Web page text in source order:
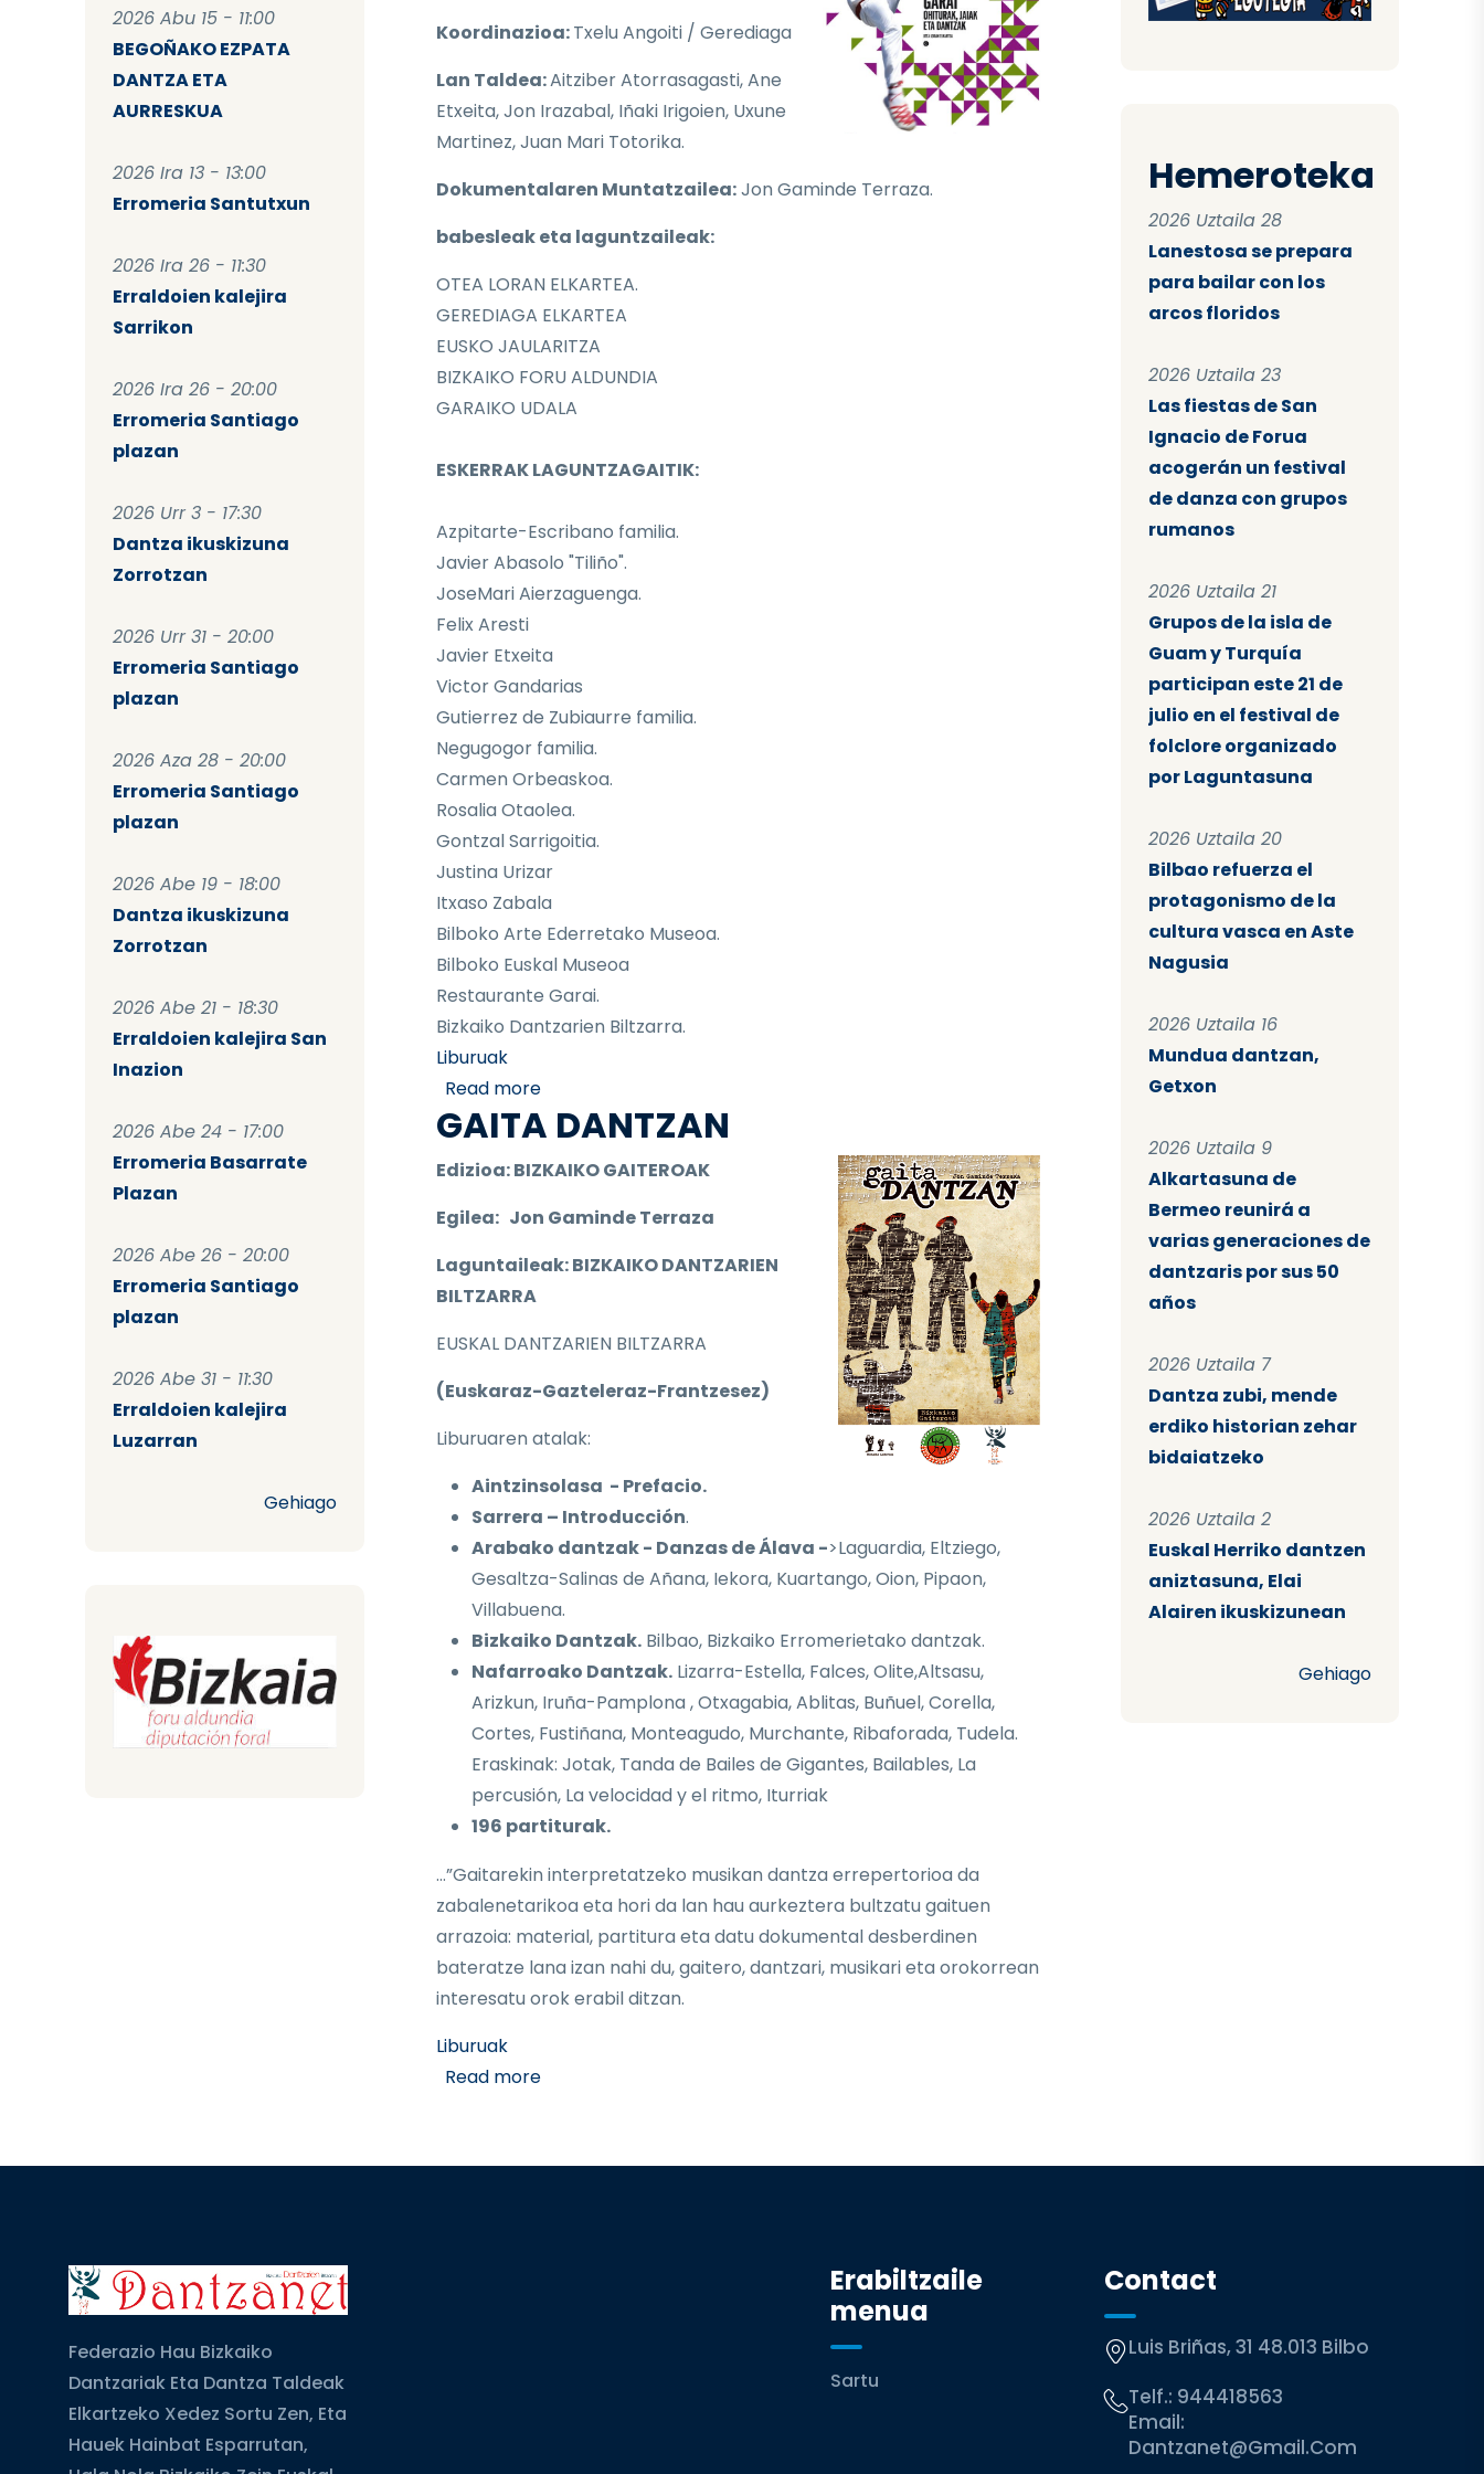
2026 Abu 15 - 11:00
BEGOÑAKO EZPATA
DANTZA ETA
AURRESKUA
2026 Ira 13 - 13:00
Erromeria Santutxun
2026 Ira 26 - 11:30
Erraldoien kalejira
Sarrikon
2026 Ira 26 - 20:00
Erromeria Santiago
plazan
2026 Urr 3 - 17:30
Dantza ikuskizuna
Zorrotzan
2026 Urr 31 - 20:00
Erromeria Santiago
plazan
2026 Aza 28 - 20:00
Erromeria Santiago
plazan
2026 Abe 19 - 18:00
Dantza ikuskizuna
Zorrotzan
2026 Abe 21 - 18:30
Erraldoien kalejira San
Inazion
2026 Abe 24 - 17:00
Erromeria Basarrate
Plazan
2026 Abe 26 - 20:00
Erromeria Santiago
plazan
2026 Abe 31 - 11:30
Erraldoien kalejira
Luzarran
Gehiago
Koordinazioa:Txelu Angoiti / Gerediaga
Lan Taldea:Aitziber Atorrasagasti, Ane
Etxeita, Jon Irazabal, Iñaki Irigoien, Uxune
Martinez, Juan Mari Totorika.
Dokumentalaren Muntatzailea:Jon Gaminde Terraza.
babesleak eta laguntzaileak:
OTEA LORAN ELKARTEA.
GEREDIAGA ELKARTEA
EUSKO JAULARITZA
BIZKAIKO FORU ALDUNDIA
GARAIKO UDALA
ESKERRAK LAGUNTZAGAITIK:
Azpitarte-Escribano familia.
Javier Abasolo "Tiliño".
JoseMari Aierzaguenga.
Felix Aresti
Javier Etxeita
Victor Gandarias
Gutierrez de Zubiaurre familia.
Negugogor familia.
Carmen Orbeaskoa.
Rosalia Otaolea.
Gontzal Sarrigoitia.
Justina Urizar
Itxaso Zabala
Bilboko Arte Ederretako Museoa.
Bilboko Euskal Museoa
Restaurante Garai.
Bizkaiko Dantzarien Biltzarra.
Liburuak
Read moreabout "GARAI OHITURAK, JAIAK ETA DANTZAK" liburua
GAITA DANTZAN
Edizioa:BIZKAIKO GAITEROAK
Egilea: Jon Gaminde Terraza
Laguntaileak: BIZKAIKO DANTZARIEN
BILTZARRA
EUSKAL DANTZARIEN BILTZARRA
(Euskaraz-Gazteleraz-Frantzesez)
Liburuaren atalak:
Aintzinsolasa - Prefacio.
Sarrera – Introducción.
Arabako dantzak - Danzas de Álava ->Laguardia, Eltziego,
Gesaltza-Salinas de Añana, Iekora, Kuartango, Oion, Pipaon,
Villabuena.
Bizkaiko Dantzak.Bilbao, Bizkaiko Erromerietako dantzak.
Nafarroako Dantzak.Lizarra-Estella, Falces, Olite,Altsasu,
Arizkun, Iruña-Pamplona , Otxagabia, Ablitas, Buñuel, Corella,
Cortes, Fustiñana, Monteagudo, Murchante, Ribaforada, Tudela.
Eraskinak: Jotak, Tanda de Bailes de Gigantes, Bailables, La
percusión, La velocidad y el ritmo, Iturriak
196 partiturak.
…”Gaitarekin interpretatzeko musikan dantza errepertorioa da
zabalenetarikoa eta hori da lan hau aurkeztera bultzatu gaituen
arrazoia: material, partitura eta datu dokumental desberdinen
bateratze lana izan nahi du, gaitero, dantzari, musikari eta orokorrean
interesatu orok erabil ditzan.
Liburuak
Read moreabout GAITA DANTZAN
Hemeroteka
2026 Uztaila 28
Lanestosa se prepara
para bailar con los
arcos floridos
2026 Uztaila 23
Las fiestas de San
Ignacio de Forua
acogerán un festival
de danza con grupos
rumanos
2026 Uztaila 21
Grupos de la isla de
Guam y Turquía
participan este 21 de
julio en el festival de
folclore organizado
por Laguntasuna
2026 Uztaila 20
Bilbao refuerza el
protagonismo de la
cultura vasca en Aste
Nagusia
2026 Uztaila 16
Mundua dantzan,
Getxon
2026 Uztaila 9
Alkartasuna de
Bermeo reunirá a
varias generaciones de
dantzaris por sus 50
años
2026 Uztaila 7
Dantza zubi, mende
erdiko historian zehar
bidaiatzeko
2026 Uztaila 2
Euskal Herriko dantzen
aniztasuna, Elai
Alairen ikuskizunean
Gehiago
Federazio Hau Bizkaiko
Dantzariak Eta Dantza Taldeak
Elkartzeko Xedez Sortu Zen, Eta
Hauek Hainbat Esparrutan,
Erabiltzaile
menua
Sartu
Contact
Luis Briñas, 31 48.013 Bilbo
Telf.: 944418563
Email:
Dantzanet@gmail.com